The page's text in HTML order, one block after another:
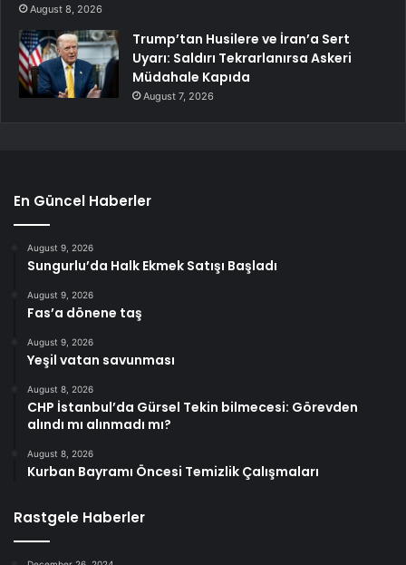
August 8, 2026
Trump’tan Husilere ve İran’a Sert
Uyarı: Saldırı Tekrarlanırsa Askeri
Müdahale Kapıda
August 7, 2026
En Güncel Haberler
August 9, 2026
Sungurlu’da Halk Ekmek Satışı Başladı
August 9, 2026
Fas’a dönene taş
August 9, 2026
Yeşil vatan savunması
August 8, 2026
CHP İstanbul’da Gürsel Tekin bilmecesi: Görevden
alındı mı alınmadı mı?
August 8, 2026
Kurban Bayramı Öncesi Temizlik Çalışmaları
Rastgele Haberler